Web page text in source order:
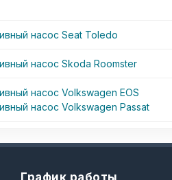
насос Seat Toledo
насос Skoda Roomster
насос Volkswagen EOS
насос Volkswagen Passat
График работы